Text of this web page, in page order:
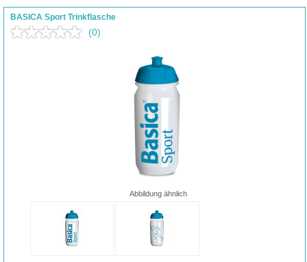
BASICA Sport Trinkflasche
(0)
Abbildung ähnlich